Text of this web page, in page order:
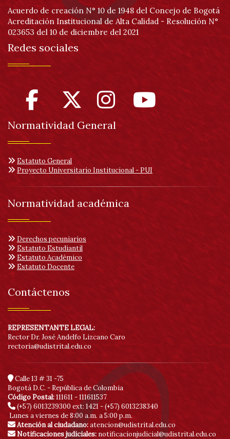
Acuerdo de creación N° 10 de 1948 del Concejo de Bogotá
Acreditación Institucional de Alta Calidad - Resolución N°
023653 del 10 de diciembre del 2021
Redes sociales
Normatividad General
Estatuto General
Proyecto Universitario Institucional - PUI
Normatividad académica
Derechos pecuniarios
Estatuto Estudiantil
Estatuto Académico
Estatuto Docente
Contáctenos
REPRESENTANTE LEGAL:
Rector Dr. José Andelfo Lizcano Caro
rectoria@udistrital.edu.co
Calle 13 # 31 -75
Bogotá D.C. - República de Colombia
Código Postal:111611 - 111611537
(+57) 6013239300 ext: 1421 - (+57) 6013238340
Lunes a viernes de 8:00 a.m. a 5:00 p.m.
Atención al ciudadano:atencion@udistrital.edu.co
Notificaciones judiciales: notificacionjudicial@udistrital.edu.co